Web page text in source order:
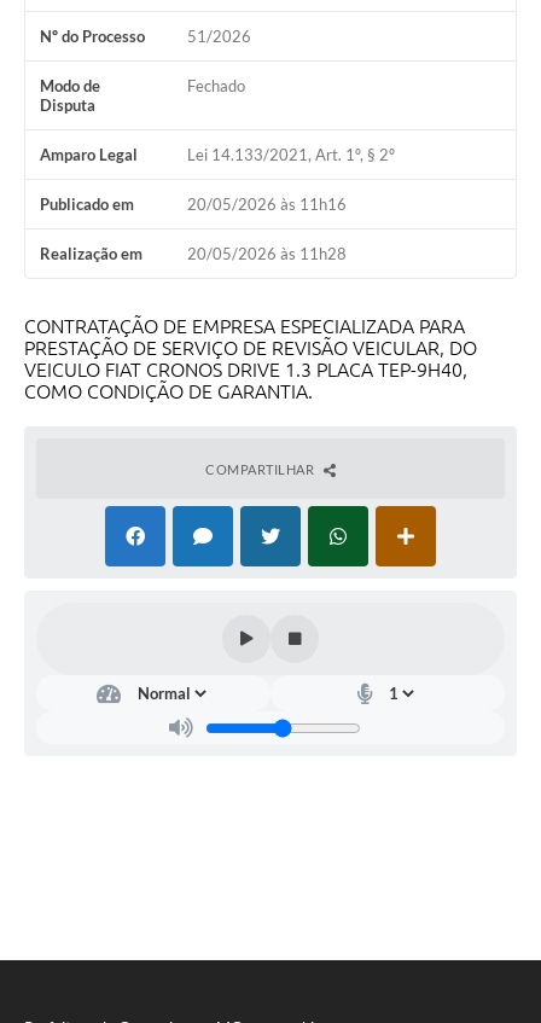
Projetos
Contas Públicas
Serviços Online
Telefones Úteis
Enquete
Diário Oficial
Nº do Processo 51/2026
Modo de
Disputa
Fechado
Amparo Legal Lei 14.133/2021, Art. 1º, § 2º
Publicado em 20/05/2026 às 11h16
Realização em 20/05/2026 às 11h28
CONTRATAÇÃO DE EMPRESA ESPECIALIZADA PARA
PRESTAÇÃO DE SERVIÇO DE REVISÃO VEICULAR, DO
VEICULO FIAT CRONOS DRIVE 1.3 PLACA TEP-9H40,
COMO CONDIÇÃO DE GARANTIA.
COMPARTILHAR